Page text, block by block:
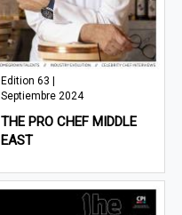
Edition 63 |
Septiembre 2024
THE PRO CHEF MIDDLE
EAST